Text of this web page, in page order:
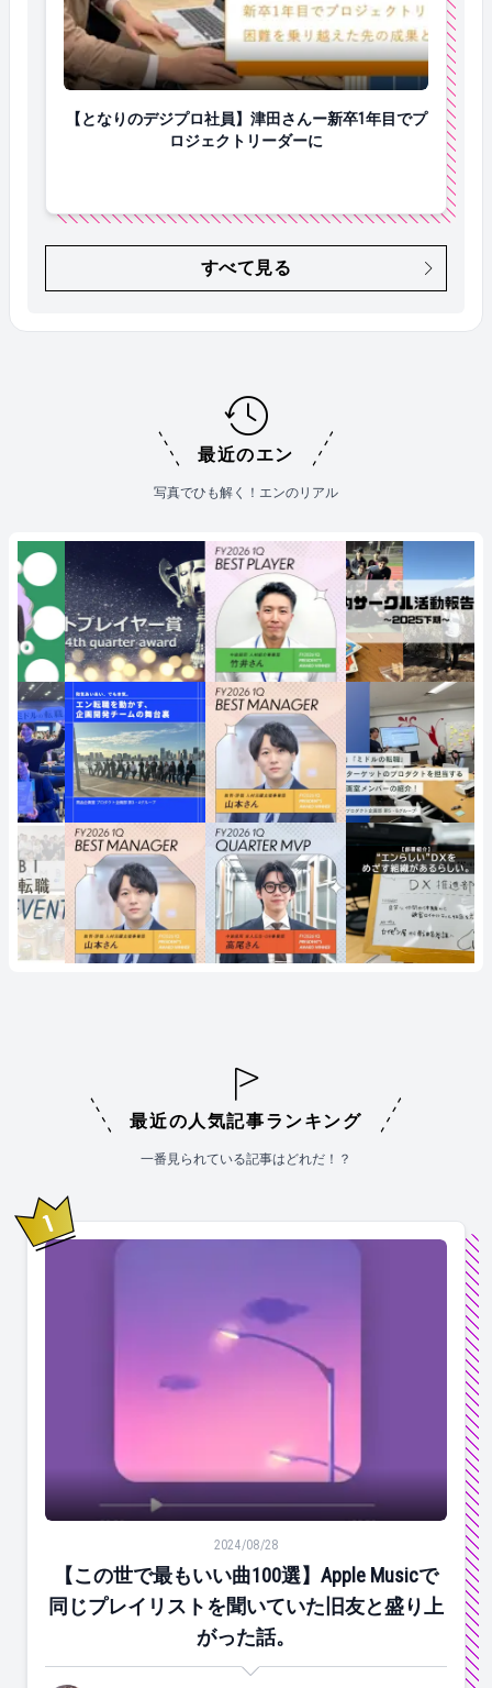
【となりのデジプロ社員】津田さんー新卒1年目でプ
【となりのデジプロ社員】津田さんー新卒1年目でプ
ロジェクトリーダーに
すべて見る
最近のエン
写真でひも解く！エンのリアル
最近の人気記事ランキング
一番見られている記事はどれだ！？
1位
【この世で最もいい曲100選】Apple Musicで同じプレ
2024/08/28
【この世で最もいい曲100選】Apple Musicで
同じプレイリストを聞いていた旧友と盛り上
がった話。